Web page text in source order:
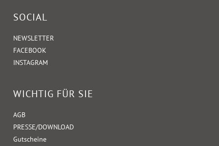
SOCIAL
NEWSLETTER
FACEBOOK
INSTAGRAM
WICHTIG FÜR SIE
AGB
PRESSE/DOWNLOAD
Gutscheine